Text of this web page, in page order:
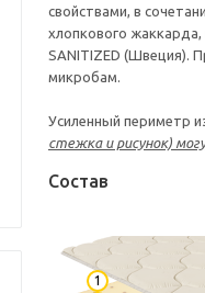
свойствами, в
хлопкового жаккарда,
SANITIZED (Швеция).
микробам.
Усиленный периметр
стежка и рисунок)
Состав
1